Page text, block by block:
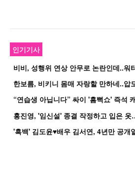
인기기사
한보름, 비키니 몸매 자랑할 만하네..압